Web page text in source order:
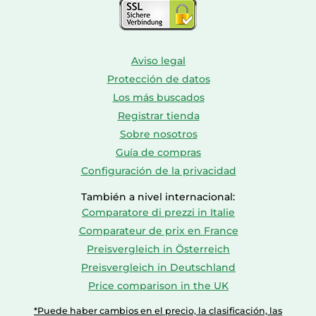
Aviso legal
Protección de datos
Los más buscados
Registrar tienda
Sobre nosotros
Guía de compras
Configuración de la privacidad
También a nivel internacional:
Comparatore di prezzi in Italie
Comparateur de prix en France
Preisvergleich in Österreich
Preisvergleich in Deutschland
Price comparison in the UK
*Puede haber cambios en el precio, la clasificación, las